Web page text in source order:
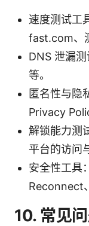
速度测试工
fast.com、
DNS 泄漏
等。
匿名性与隐
Privacy
解锁能力测
平台的访问
安全性工具
Reconnect
10. 常见